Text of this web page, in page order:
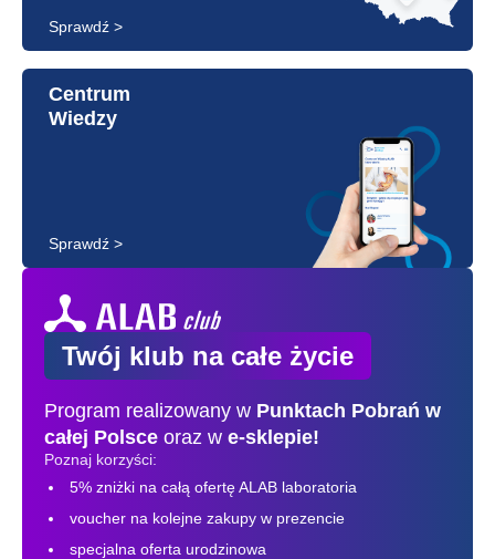
Sprawdź >
Centrum
Wiedzy
Sprawdź >
Twój klub na całe życie
Program realizowany w Punktach Pobrań w
całej Polsce oraz w e-sklepie!
Poznaj korzyści:
5% zniżki na całą ofertę ALAB laboratoria
voucher na kolejne zakupy w prezencie
specjalna oferta urodzinowa